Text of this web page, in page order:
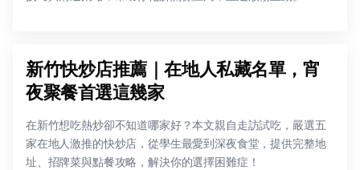
新竹快炒店推薦｜在地人私藏名單，宵
夜聚餐首選這幾家
在新竹想吃熱炒卻不知道哪家好？本文親自走訪試吃，嚴選五
家在地人激推的快炒店，從學生最愛到深夜食堂，提供完整地
址、招牌菜與點餐攻略，解決你的選擇困難症！